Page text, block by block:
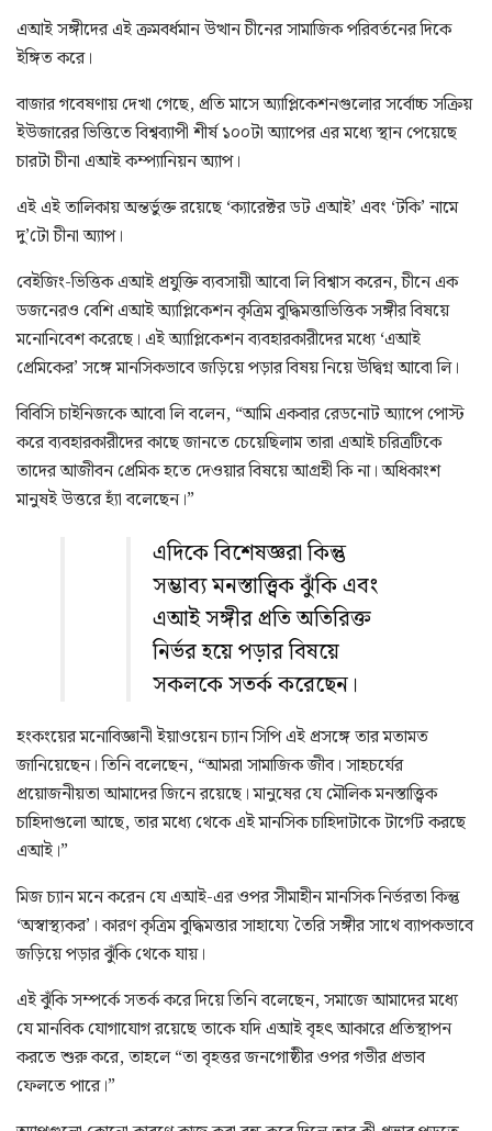
এআই সঙ্গীদের এই ক্রমবর্ধমান উত্থান চীনের সামাজিক পরিবর্তনের দিকে
ইঙ্গিত করে।
বাজার গবেষণায় দেখা গেছে, প্রতি মাসে অ্যাপ্লিকেশনগুলোর সর্বোচ্চ সক্রিয়
ইউজারের ভিত্তিতে বিশ্বব্যাপী শীর্ষ ১০০টা অ্যাপের এর মধ্যে স্থান পেয়েছে
চারটা চীনা এআই কম্প্যানিয়ন অ্যাপ।
এই এই তালিকায় অন্তর্ভুক্ত রয়েছে ‘ক্যারেক্টর ডট এআই’ এবং ‘টকি’ নামে
দু’টো চীনা অ্যাপ।
বেইজিং-ভিত্তিক এআই প্রযুক্তি ব্যবসায়ী আবো লি বিশ্বাস করেন, চীনে এক
ডজনেরও বেশি এআই অ্যাপ্লিকেশন কৃত্রিম বুদ্ধিমত্তাভিত্তিক সঙ্গীর বিষয়ে
মনোনিবেশ করেছে। এই অ্যাপ্লিকেশন ব্যবহারকারীদের মধ্যে ‘এআই
প্রেমিকের’ সঙ্গে মানসিকভাবে জড়িয়ে পড়ার বিষয় নিয়ে উদ্বিগ্ন আবো লি।
বিবিসি চাইনিজকে আবো লি বলেন, “আমি একবার রেডনোট অ্যাপে পোস্ট
করে ব্যবহারকারীদের কাছে জানতে চেয়েছিলাম তারা এআই চরিত্রটিকে
তাদের আজীবন প্রেমিক হতে দেওয়ার বিষয়ে আগ্রহী কি না। অধিকাংশ
মানুষই উত্তরে হ্যাঁ বলেছেন।”
এদিকে বিশেষজ্ঞরা কিন্তু
সম্ভাব্য মনস্তাত্ত্বিক ঝুঁকি এবং
এআই সঙ্গীর প্রতি অতিরিক্ত
নির্ভর হয়ে পড়ার বিষয়ে
সকলকে সতর্ক করেছেন।
হংকংয়ের মনোবিজ্ঞানী ইয়াওয়েন চ্যান সিপি এই প্রসঙ্গে তার মতামত
জানিয়েছেন। তিনি বলেছেন, “আমরা সামাজিক জীব। সাহচর্যের
প্রয়োজনীয়তা আমাদের জিনে রয়েছে। মানুষের যে মৌলিক মনস্তাত্ত্বিক
চাহিদাগুলো আছে, তার মধ্যে থেকে এই মানসিক চাহিদাটাকে টার্গেট করছে
এআই।”
মিজ চ্যান মনে করেন যে এআই-এর ওপর সীমাহীন মানসিক নির্ভরতা কিন্তু
‘অস্বাস্থ্যকর’। কারণ কৃত্রিম বুদ্ধিমত্তার সাহায্যে তৈরি সঙ্গীর সাথে ব্যাপকভাবে
জড়িয়ে পড়ার ঝুঁকি থেকে যায়।
এই ঝুঁকি সম্পর্কে সতর্ক করে দিয়ে তিনি বলেছেন, সমাজে আমাদের মধ্যে
যে মানবিক যোগাযোগ রয়েছে তাকে যদি এআই বৃহৎ আকারে প্রতিস্থাপন
করতে শুরু করে, তাহলে “তা বৃহত্তর জনগোষ্ঠীর ওপর গভীর প্রভাব
ফেলতে পারে।”